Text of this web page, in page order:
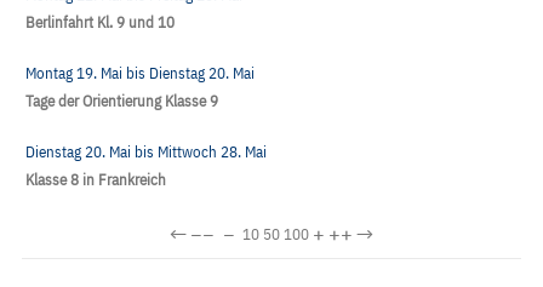
Berlinfahrt Kl. 9 und 10
Montag 19. Mai bis Dienstag 20. Mai
Tage der Orientierung Klasse 9
Dienstag 20. Mai bis Mittwoch 28. Mai
Klasse 8 in Frankreich
←−− − 10 50100 + ++→